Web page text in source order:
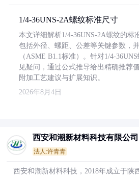
1/4-36UNS-2A螺纹标准尺寸
本文详细解析1/4-36UNS-2A螺纹的标
包括外径、螺距、公差等关键参数，
（ASME B1.1标准）。针对1/4-
见疑问，通过公式推导给出精确推荐
附加工艺建议与扩展知识。
2026年8月4日
西安和潮新材料科技有限公司
法人:许青青
西安和潮新材料科技，2018年成立于陕